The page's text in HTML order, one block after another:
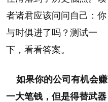
者诸君应该问问自己：你
与时俱进了吗？测试一
下，看看答案。
如果你的公司有机会赚
一大笔钱，但是得替武器